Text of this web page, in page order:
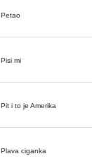
Petao
Pisi mi
Pit i to je Amerika
Plava ciganka